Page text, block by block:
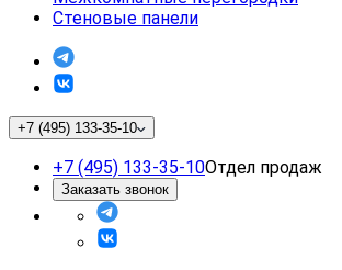
Стеновые панели
+7 (495) 133-35-10
+7 (495) 133-35-10Отдел продаж
Заказать звонок